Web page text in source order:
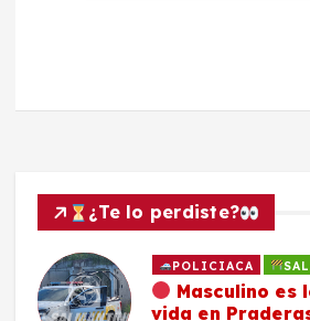
¿Te lo perdiste?
POLICIACA
Masculino es
vida en